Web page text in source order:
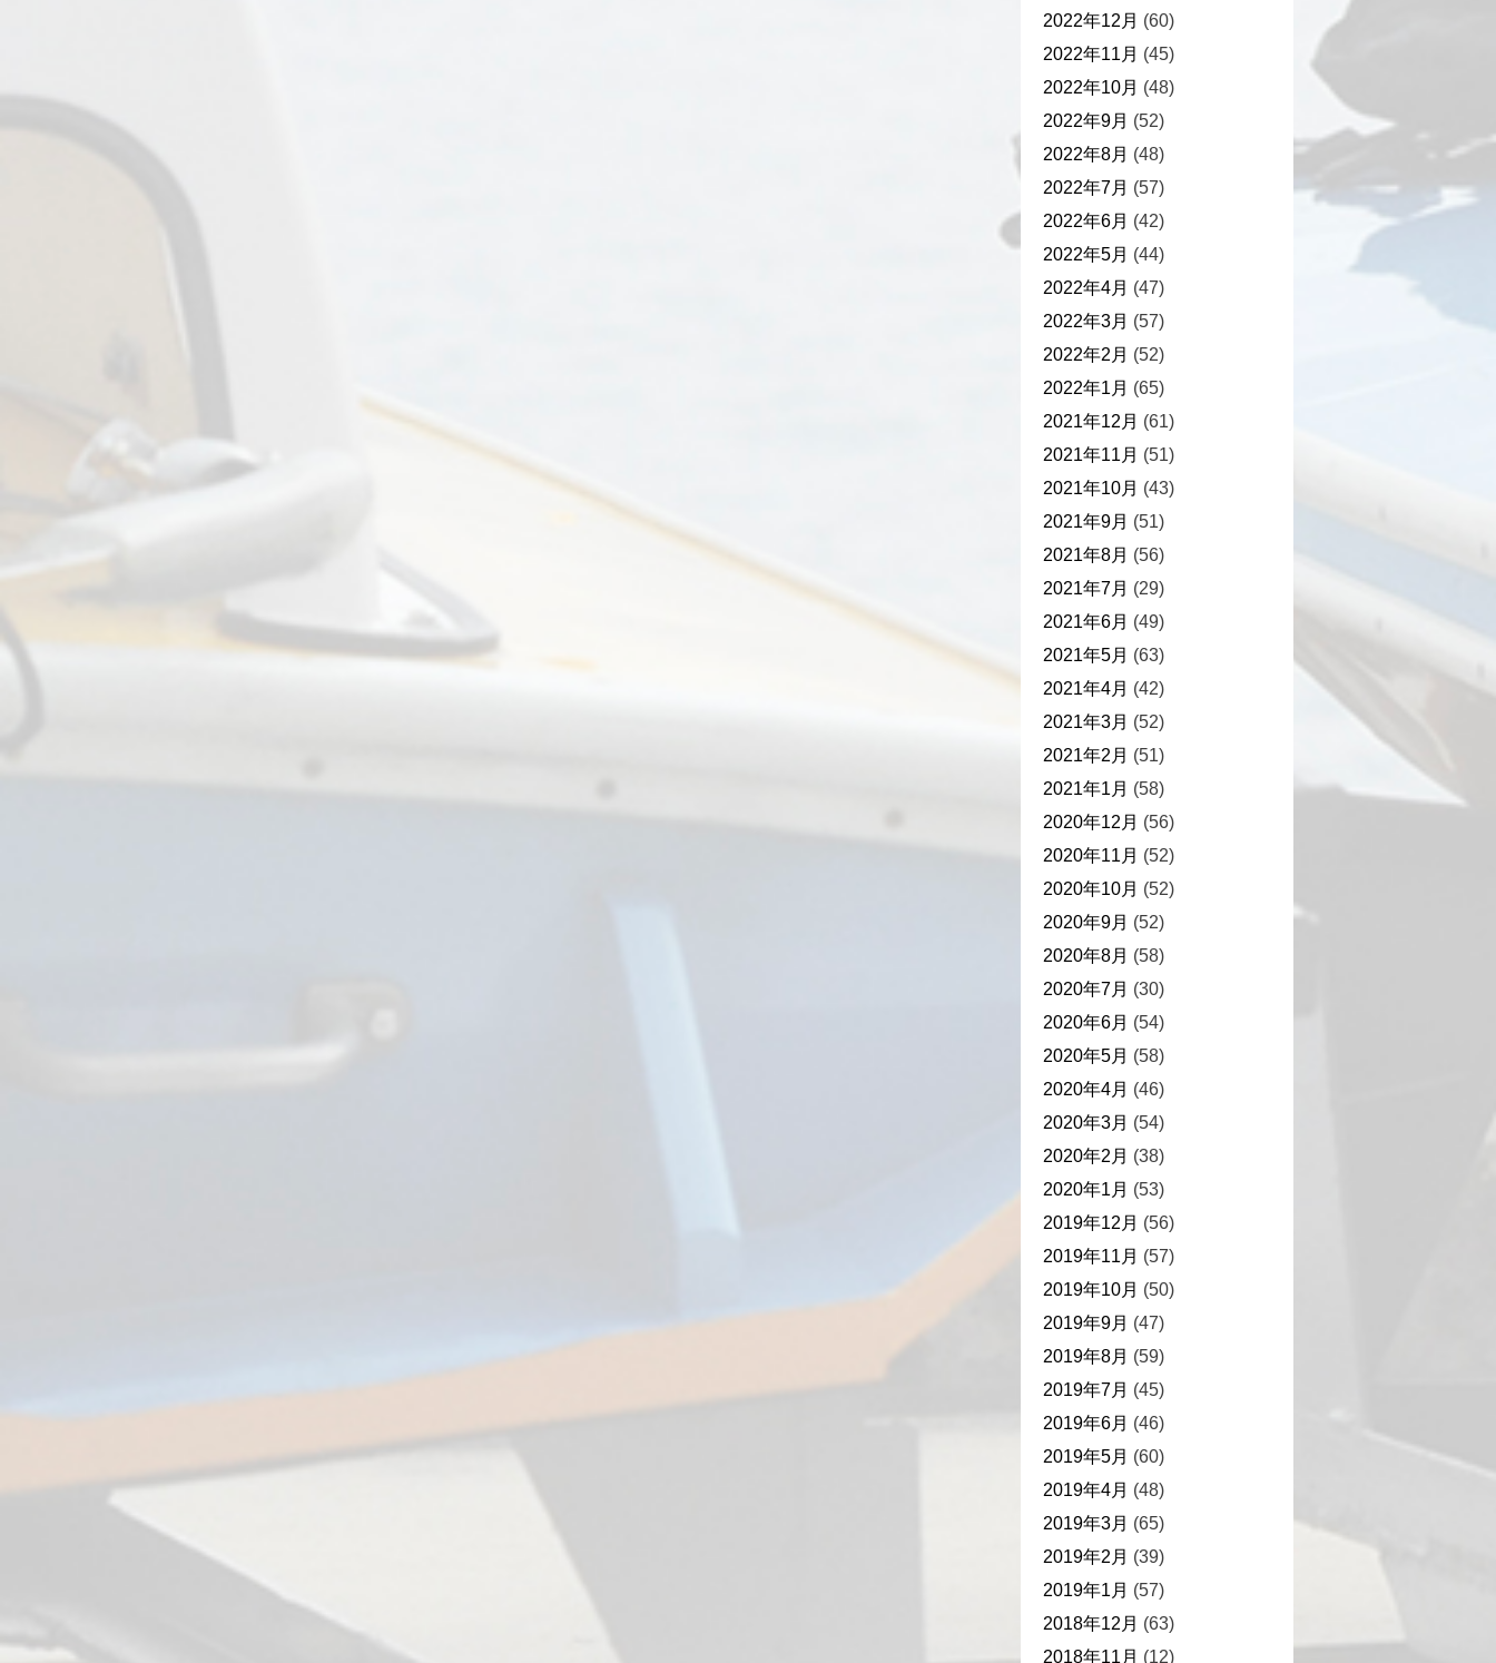
2022年12月 (60)
2022年11月 (45)
2022年10月 (48)
2022年9月 (52)
2022年8月 (48)
2022年7月 (57)
2022年6月 (42)
2022年5月 (44)
2022年4月 (47)
2022年3月 (57)
2022年2月 (52)
2022年1月 (65)
2021年12月 (61)
2021年11月 (51)
2021年10月 (43)
2021年9月 (51)
2021年8月 (56)
2021年7月 (29)
2021年6月 (49)
2021年5月 (63)
2021年4月 (42)
2021年3月 (52)
2021年2月 (51)
2021年1月 (58)
2020年12月 (56)
2020年11月 (52)
2020年10月 (52)
2020年9月 (52)
2020年8月 (58)
2020年7月 (30)
2020年6月 (54)
2020年5月 (58)
2020年4月 (46)
2020年3月 (54)
2020年2月 (38)
2020年1月 (53)
2019年12月 (56)
2019年11月 (57)
2019年10月 (50)
2019年9月 (47)
2019年8月 (59)
2019年7月 (45)
2019年6月 (46)
2019年5月 (60)
2019年4月 (48)
2019年3月 (65)
2019年2月 (39)
2019年1月 (57)
2018年12月 (63)
2018年11月 (12)